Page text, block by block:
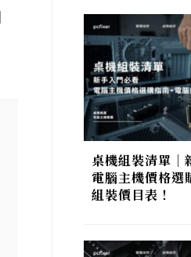
桌機組裝清單｜
電腦主機價格選
組裝價目表！